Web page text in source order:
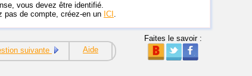
vous devez être identifié.
pas de compte, créez-en un ICI .
suivante Aide
Faites le savoir :